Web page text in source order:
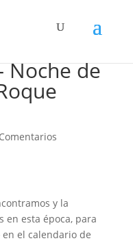
Noche de
y la
en esta época, para
el calendario de